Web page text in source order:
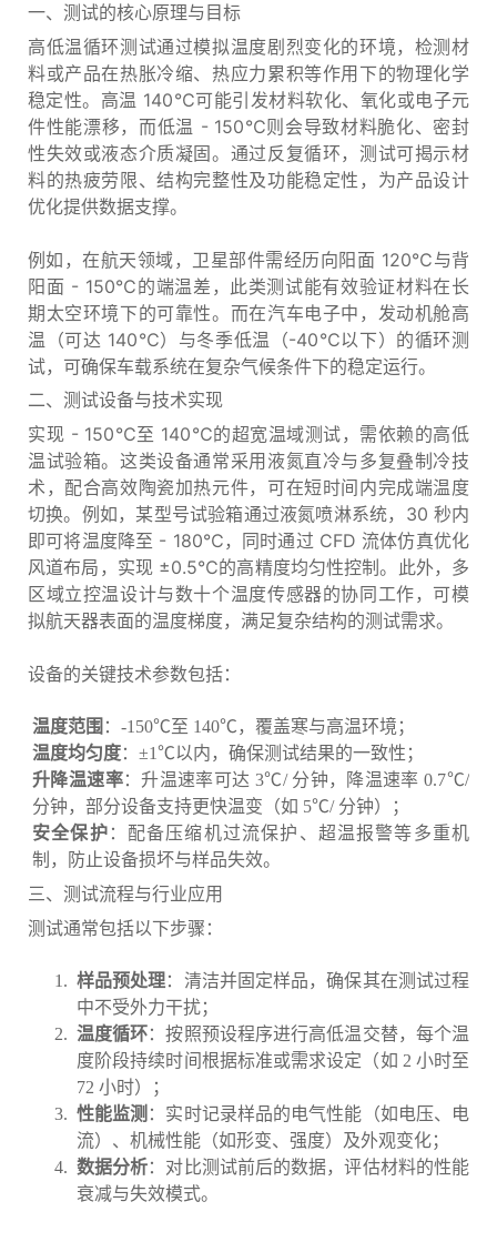
一、测试的核心原理与目标
高低温循环测试通过模拟温度剧烈变化的环境，检测材
料或产品在热胀冷缩、热应力累积等作用下的物理化学
稳定性。高温 140℃可能引发材料软化、氧化或电子元
件性能漂移，而低温 - 150℃则会导致材料脆化、密封
性失效或液态介质凝固。通过反复循环，测试可揭示材
料的热疲劳限、结构完整性及功能稳定性，为产品设计
优化提供数据支撑。
例如，在航天领域，卫星部件需经历向阳面 120℃与背
阳面 - 150℃的端温差，此类测试能有效验证材料在长
期太空环境下的可靠性。而在汽车电子中，发动机舱高
温（可达 140℃）与冬季低温（-40℃以下）的循环测
试，可确保车载系统在复杂气候条件下的稳定运行。
二、测试设备与技术实现
实现 - 150℃至 140℃的超宽温域测试，需依赖的高低
温试验箱。这类设备通常采用液氮直冷与多复叠制冷技
术，配合高效陶瓷加热元件，可在短时间内完成端温度
切换。例如，某型号试验箱通过液氮喷淋系统，30 秒内
即可将温度降至 - 180℃，同时通过 CFD 流体仿真优化
风道布局，实现 ±0.5℃的高精度均匀性控制。此外，多
区域立控温设计与数十个温度传感器的协同工作，可模
拟航天器表面的温度梯度，满足复杂结构的测试需求。
设备的关键技术参数包括：
温度范围 ：-150℃至 140℃，覆盖寒与高温环境；
温度均匀度：±1℃以内，确保测试结果的一致性；
升降温速率：升温速率可达 3℃/ 分钟，降温速率 0.7℃/
分钟，部分设备支持更快温变（如 5℃/ 分钟）；
安全保护 ：配备压缩机过流保护、超温报警等多重机
制，防止设备损坏与样品失效。
三、测试流程与行业应用
测试通常包括以下步骤：
样品预处理：清洁并固定样品，确保其在测试过程
中不受外力干扰；
温度循环：按照预设程序进行高低温交替，每个温
度阶段持续时间根据标准或需求设定（如 2 小时至
72 小时）；
性能监测 ：实时记录样品的电气性能（如电压、电
流）、机械性能（如形变、强度）及外观变化；
数据分析：对比测试前后的数据，评估材料的性能
衰减与失效模式。